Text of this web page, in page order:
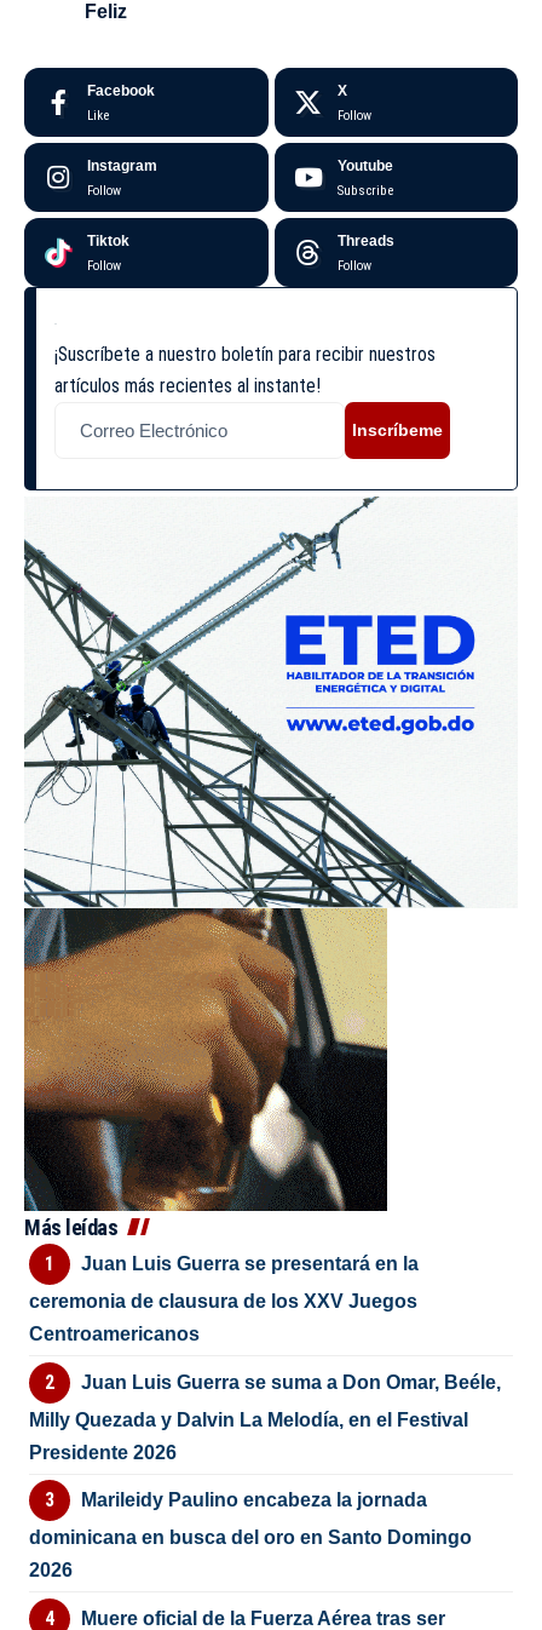
Feliz
Facebook
Like
X
Follow
Instagram
Follow
Youtube
Subscribe
Tiktok
Follow
Threads
Follow
¡Suscríbete a nuestro boletín para recibir nuestros
artículos más recientes al instante!
Inscríbeme
Más leídas
Juan Luis Guerra se presentará en la
ceremonia de clausura de los XXV Juegos
Centroamericanos
Juan Luis Guerra se suma a Don Omar, Beéle,
Milly Quezada y Dalvin La Melodía, en el Festival
Presidente 2026
Marileidy Paulino encabeza la jornada
dominicana en busca del oro en Santo Domingo
2026
Muere oficial de la Fuerza Aérea tras ser